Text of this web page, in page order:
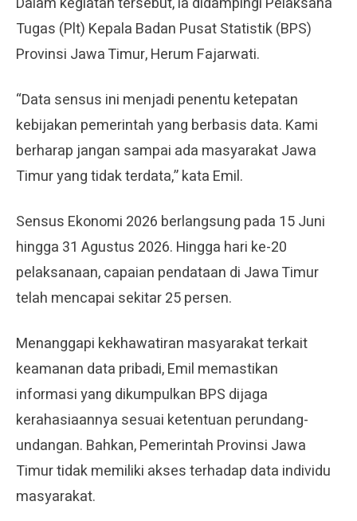
Tugas (Plt) Kepala Badan Pusat Statistik (BPS)
Provinsi Jawa Timur, Herum Fajarwati.
“Data sensus ini menjadi penentu ketepatan
kebijakan pemerintah yang berbasis data. Kami
berharap jangan sampai ada masyarakat Jawa
Timur yang tidak terdata,” kata Emil.
Sensus Ekonomi 2026 berlangsung pada 15 Juni
hingga 31 Agustus 2026. Hingga hari ke-20
pelaksanaan, capaian pendataan di Jawa Timur
telah mencapai sekitar 25 persen.
Menanggapi kekhawatiran masyarakat terkait
keamanan data pribadi, Emil memastikan
informasi yang dikumpulkan BPS dijaga
kerahasiaannya sesuai ketentuan perundang-
undangan. Bahkan, Pemerintah Provinsi Jawa
Timur tidak memiliki akses terhadap data individu
masyarakat.